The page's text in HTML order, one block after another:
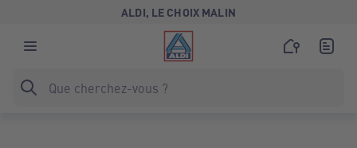
ALDI, LE CHOIX MALIN